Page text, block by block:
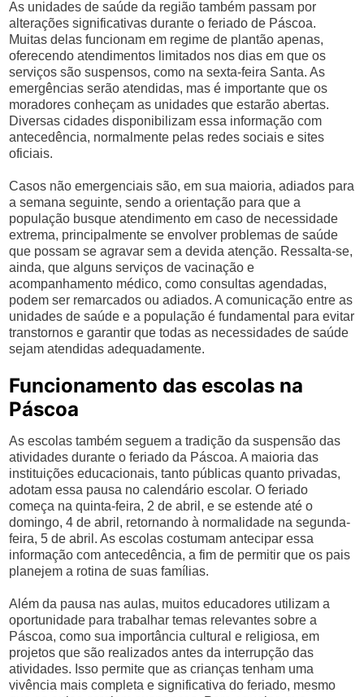
As unidades de saúde da região também passam por
alterações significativas durante o feriado de Páscoa.
Muitas delas funcionam em regime de plantão apenas,
oferecendo atendimentos limitados nos dias em que os
serviços são suspensos, como na sexta-feira Santa. As
emergências serão atendidas, mas é importante que os
moradores conheçam as unidades que estarão abertas.
Diversas cidades disponibilizam essa informação com
antecedência, normalmente pelas redes sociais e sites
oficiais.
Casos não emergenciais são, em sua maioria, adiados para
a semana seguinte, sendo a orientação para que a
população busque atendimento em caso de necessidade
extrema, principalmente se envolver problemas de saúde
que possam se agravar sem a devida atenção. Ressalta-se,
ainda, que alguns serviços de vacinação e
acompanhamento médico, como consultas agendadas,
podem ser remarcados ou adiados. A comunicação entre as
unidades de saúde e a população é fundamental para evitar
transtornos e garantir que todas as necessidades de saúde
sejam atendidas adequadamente.
Funcionamento das escolas na
Páscoa
As escolas também seguem a tradição da suspensão das
atividades durante o feriado da Páscoa. A maioria das
instituições educacionais, tanto públicas quanto privadas,
adotam essa pausa no calendário escolar. O feriado
começa na quinta-feira, 2 de abril, e se estende até o
domingo, 4 de abril, retornando à normalidade na segunda-
feira, 5 de abril. As escolas costumam antecipar essa
informação com antecedência, a fim de permitir que os pais
planejem a rotina de suas famílias.
Além da pausa nas aulas, muitos educadores utilizam a
oportunidade para trabalhar temas relevantes sobre a
Páscoa, como sua importância cultural e religiosa, em
projetos que são realizados antes da interrupção das
atividades. Isso permite que as crianças tenham uma
vivência mais completa e significativa do feriado, mesmo